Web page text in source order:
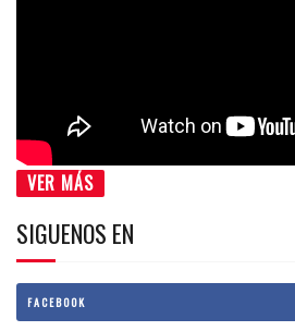
VER MÁS
SIGUENOS EN
FACEBOOK